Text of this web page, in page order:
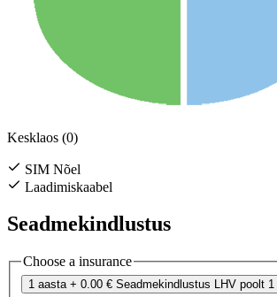
Kesklaos (0)
SIM Nõel
Laadimiskaabel
Seadmekindlustus
Choose a insurance
1 aasta + 0.00 € Seadmekindlustus LHV poolt